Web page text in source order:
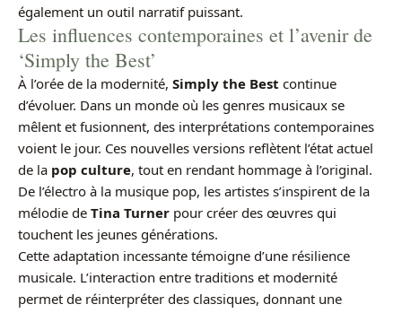
également un outil narratif puissant.
Les influences contemporaines et l’avenir de
‘Simply the Best’
À l’orée de la modernité, Simply the Best continue
d’évoluer. Dans un monde où les genres musicaux se
mêlent et fusionnent, des interprétations contemporaines
voient le jour. Ces nouvelles versions reflètent l’état actuel
de la pop culture, tout en rendant hommage à l’original.
De l’électro à la musique pop, les artistes s’inspirent de la
mélodie de Tina Turner pour créer des œuvres qui
touchent les jeunes générations.
Cette adaptation incessante témoigne d’une résilience
musicale. L’interaction entre traditions et modernité
permet de réinterpréter des classiques, donnant une